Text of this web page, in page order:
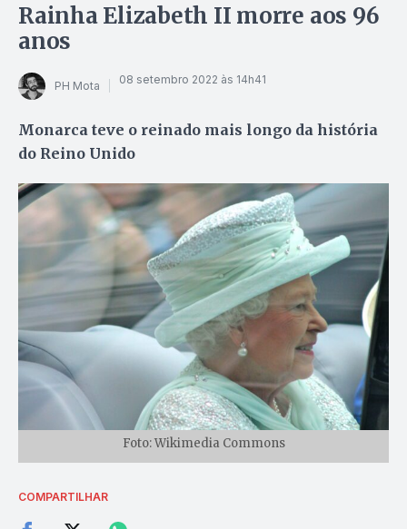
Rainha Elizabeth II morre aos 96
anos
PH Mota 08 setembro 2022 às 14h41
Monarca teve o reinado mais longo da história
do Reino Unido
Foto: Wikimedia Commons
COMPARTILHAR